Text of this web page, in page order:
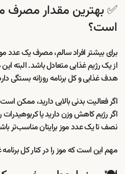
✅ بهترین مقدار مصرف
است؟
برای بیشتر افراد سالم، مصرف یک عدد
از یک رژیم غذایی متعادل باشد. البته
هدف غذایی و کل برنامه روزانه بستگی
اگر فعالیت بدنی بالایی دارید، ممکن
اگر رژیم کاهش وزن دارید یا کربوهیدرات
نصف تا یک عدد موز برایتان مناسب‌تر
مهم این است که موز را در کنار کل